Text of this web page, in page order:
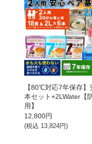
【80℃対応7年保存】
本セット+2LWater【
用】
12,800円
(税込 13,824円)